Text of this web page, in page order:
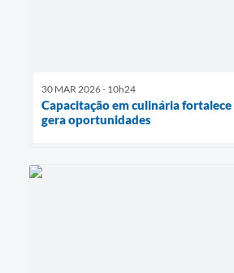
30 MAR 2026 - 10h24
Capacitação em culinária
gera oportunidades